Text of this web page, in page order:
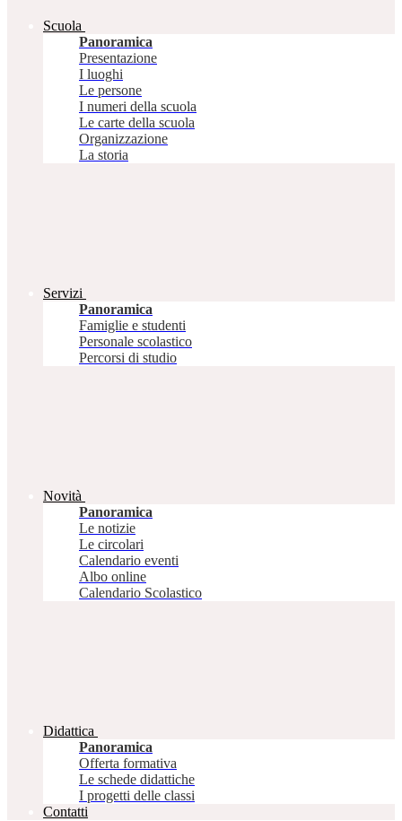
Scuola
Panoramica
Presentazione
I luoghi
Le persone
I numeri della scuola
Le carte della scuola
Organizzazione
La storia
Servizi
Panoramica
Famiglie e studenti
Personale scolastico
Percorsi di studio
Novità
Panoramica
Le notizie
Le circolari
Calendario eventi
Albo online
Calendario Scolastico
Didattica
Panoramica
Offerta formativa
Le schede didattiche
I progetti delle classi
Contatti